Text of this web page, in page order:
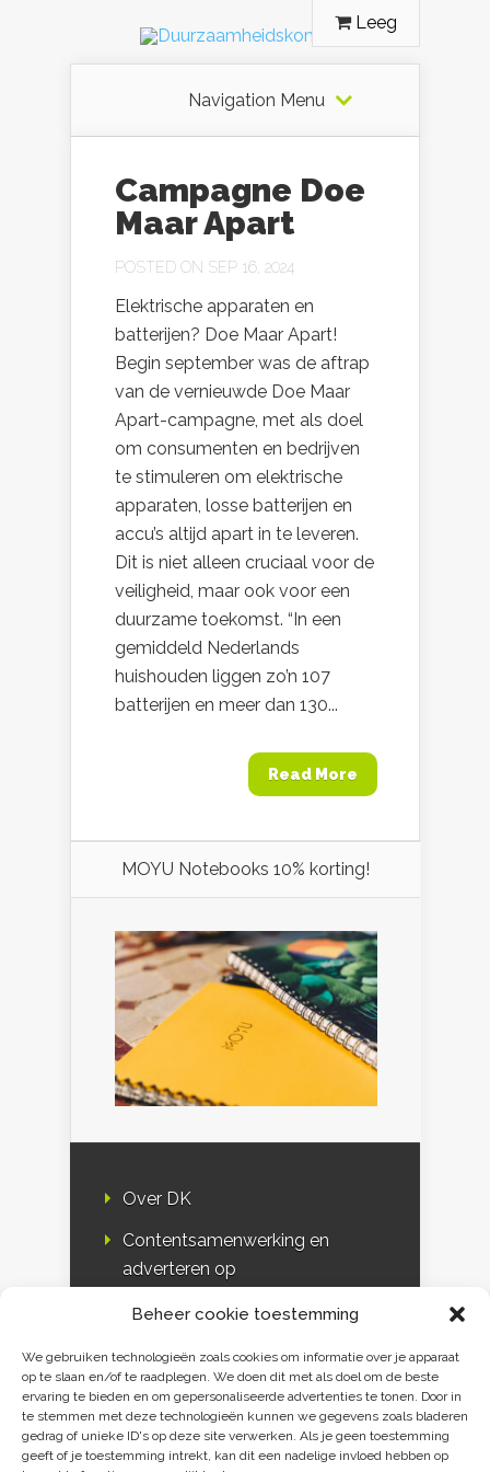
Beheer cookie toestemming
We gebruiken technologieën zoals cookies om informatie over je apparaat
op te slaan en/of te raadplegen. We doen dit met als doel om de beste
ervaring te bieden en om gepersonaliseerde advertenties te tonen. Door in
te stemmen met deze technologieën kunnen we gegevens zoals bladeren
gedrag of unieke ID's op deze site verwerken. Als je geen toestemming
geeft of je toestemming intrekt, kan dit een nadelige invloed hebben op
Leeg
Navigation Menu
Campagne Doe
Maar Apart
POSTED ON SEP 16, 2024
Elektrische apparaten en
batterijen? Doe Maar Apart!
Begin september was de aftrap
van de vernieuwde Doe Maar
Apart-campagne, met als doel
om consumenten en bedrijven
te stimuleren om elektrische
apparaten, losse batterijen en
accu’s altijd apart in te leveren.
Dit is niet alleen cruciaal voor de
veiligheid, maar ook voor een
duurzame toekomst. “In een
gemiddeld Nederlands
huishouden liggen zo’n 107
batterijen en meer dan 130...
Read More
MOYU Notebooks 10% korting!
Over DK
Contentsamenwerking en
adverteren op
DK & media
Disclaimer
Privacy verklaring